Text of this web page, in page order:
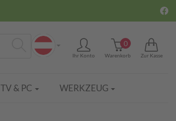
Suchen Ihr Konto Warenkorb
0
Zur Kasse
TV & PC WERKZEUG